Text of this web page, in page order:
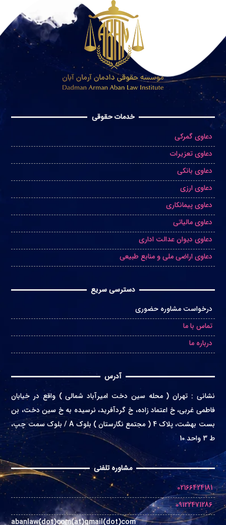
خدمات حقوقی
دعاوی گمرکی
دعاوی تعزیرات
دعاوی بانکی
دعاوی ارزی
دعاوی پیمانکاری
دعاوی مالیاتی
دعاوی دیوان عدالت اداری
دعاوی اراضی ملی و منابع طبیعی
دسترسی سریع
درخواست مشاوره حضوری
تماس با ما
درباره ما
آدرس
نشانی : تهران ( محله سین دخت امیرآباد شمالی ) واقع در خیابان
فاطمی غربی، خ اعتماد زاده، خ گردآفرید، نرسیده به خ سین دخت، بن
بست بهشت، پلاک 4 ( مجتمع نگارستان ) بلوک A / بلوک سمت چپ،
ط 3 واحد 10
مشاوره تلفنی
02166424181
09122471286
abanlaw(dot)com(at)gmail(dot)com